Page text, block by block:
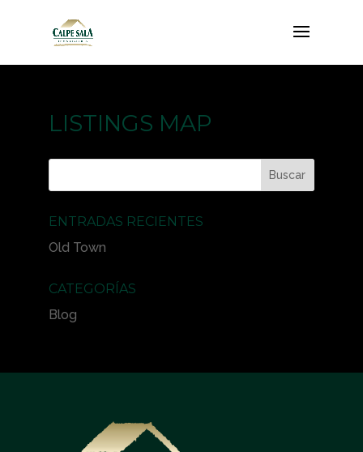
LISTINGS MAP
ENTRADAS RECIENTES
Old Town
CATEGORÍAS
Blog